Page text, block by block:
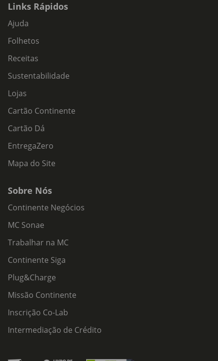
Links Rápidos
Ajuda
Folhetos
Receitas
Sustentabilidade
Lojas
Cartão Continente
Cartão Dá
EntregaZero
Mapa do Site
Sobre Nós
Continente Negócios
MC Sonae
Trabalhar na MC
Continente Siga
Plug&Charge
Missão Continente
Inscrição Co-Lab
Intermediação de Crédito